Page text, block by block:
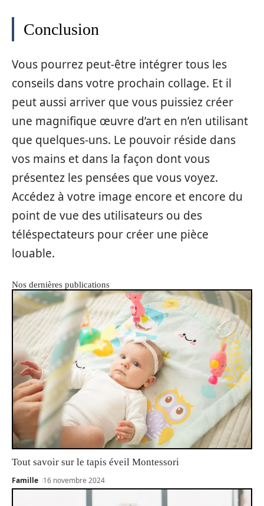
Conclusion
Vous pourrez peut-être intégrer tous les
conseils dans votre prochain collage. Et il
peut aussi arriver que vous puissiez créer
une magnifique œuvre d’art en n’en utilisant
que quelques-uns. Le pouvoir réside dans
vos mains et dans la façon dont vous
présentez les pensées que vous voyez.
Accédez à votre image encore et encore du
point de vue des utilisateurs ou des
téléspectateurs pour créer une pièce
louable.
Nos dernières publications
Tout savoir sur le tapis éveil Montessori
Famille 16 novembre 2024